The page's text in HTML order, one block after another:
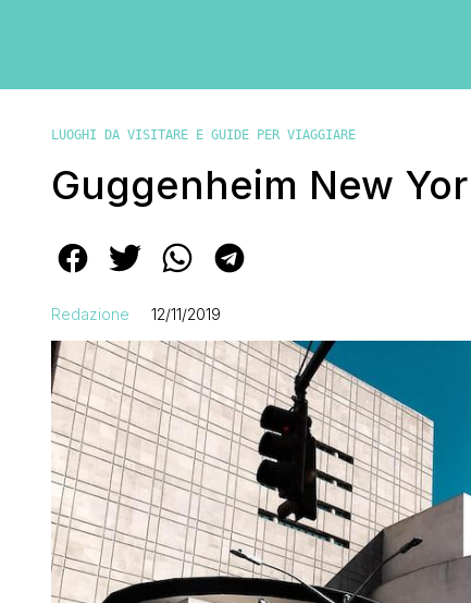
LUOGHI DA VISITARE E GUIDE PER VIAGGIARE
Guggenheim New
Redazione 12/11/2019